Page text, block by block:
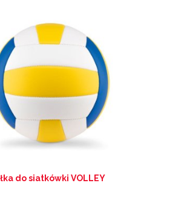
do siatkówki VOLLEY